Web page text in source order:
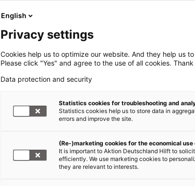
English
Privacy settings
Cookies help us to optimize our website. And they help us
Please click "Yes" and agree to the use of all cookies.
Data protection and security
Statistics cookies for troubleshooting and
Statistics cookies help us to store data in
errors and improve the site.
(Re-)marketing cookies for the economical
It is important to Aktion Deutschland Hilft to
efficiently. We use marketing cookies to
they are relevant to interests.